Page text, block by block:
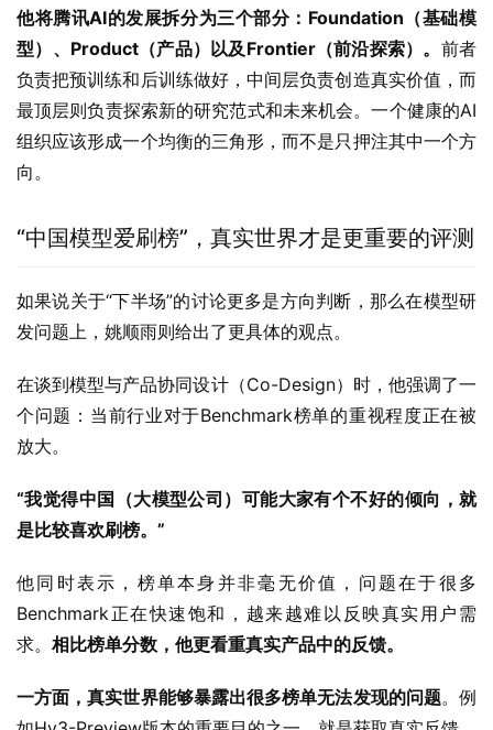
他将腾讯AI的发展拆分为三个部分：Foundation（基础模
型）、Product（产品）以及Frontier（前沿探索）。 前者
负责把预训练和后训练做好，中间层负责创造真实价值，而
最顶层则负责探索新的研究范式和未来机会。一个健康的AI
组织应该形成一个均衡的三角形，而不是只押注其中一个方
向。
“中国模型爱刷榜”，真实世界才是更重要的评测
如果说关于“下半场”的讨论更多是方向判断，那么在模型研
发问题上，姚顺雨则给出了更具体的观点。
在谈到模型与产品协同设计（Co-Design）时，他强调了一
个问题：当前行业对于Benchmark榜单的重视程度正在被
放大。
“我觉得中国（大模型公司）可能大家有个不好的倾向，就
是比较喜欢刷榜。”
他同时表示，榜单本身并非毫无价值，问题在于很多
Benchmark正在快速饱和，越来越难以反映真实用户需
求。 相比榜单分数，他更看重真实产品中的反馈。
一方面，真实世界能够暴露出很多榜单无法发现的问题。例